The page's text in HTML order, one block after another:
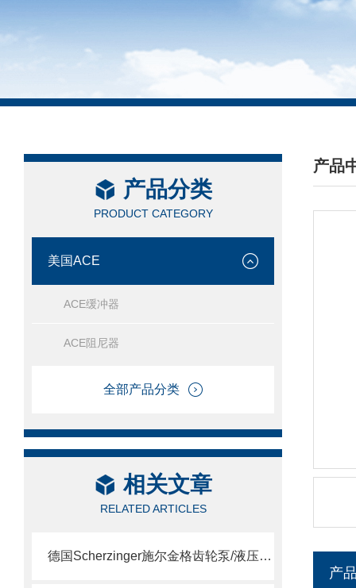
产品分类
PRODUCT CATEGORY
美国ACE
ACE缓冲器
ACE阻尼器
全部产品分类
相关文章
RELATED ARTICLES
德国Scherzinger施尔金格齿轮泵/液压泵供应说明
产品
/
产